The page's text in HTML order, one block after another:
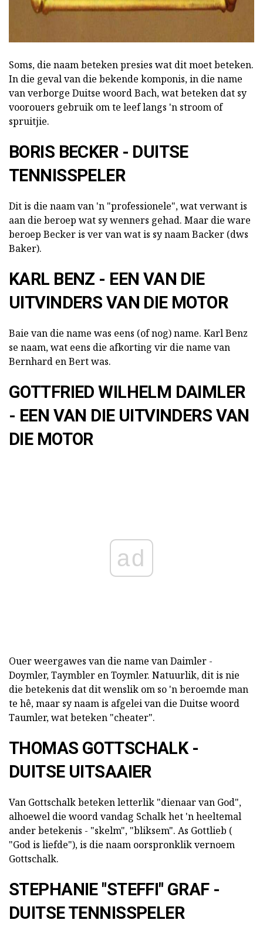
Soms, die naam beteken presies wat dit moet beteken.
In die geval van die bekende komponis, in die name
van verborge Duitse woord Bach, wat beteken dat sy
voorouers gebruik om te leef langs 'n stroom of
spruitjie.
BORIS BECKER - DUITSE
TENNISSPELER
Dit is die naam van 'n "professionele", wat verwant is
aan die beroep wat sy wenners gehad. Maar die ware
beroep Becker is ver van wat is sy naam Backer (dws
Baker).
KARL BENZ - EEN VAN DIE
UITVINDERS VAN DIE MOTOR
Baie van die name was eens (of nog) name. Karl Benz
se naam, wat eens die afkorting vir die name van
Bernhard en Bert was.
GOTTFRIED WILHELM DAIMLER
- EEN VAN DIE UITVINDERS VAN
DIE MOTOR
ad
Ouer weergawes van die name van Daimler -
Doymler, Taymbler en Toymler. Natuurlik, dit is nie
die betekenis dat dit wenslik om so 'n beroemde man
te hê, maar sy naam is afgelei van die Duitse woord
Taumler, wat beteken "cheater".
THOMAS GOTTSCHALK -
DUITSE UITSAAIER
Van Gottschalk beteken letterlik "dienaar van God",
alhoewel die woord vandag Schalk het 'n heeltemal
ander betekenis - "skelm", "bliksem". As Gottlieb (
"God is liefde"), is die naam oorspronklik vernoem
Gottschalk.
STEPHANIE "STEFFI" GRAF -
DUITSE TENNISSPELER